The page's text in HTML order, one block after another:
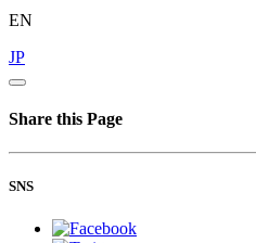
EN
JP
Share this Page
SNS